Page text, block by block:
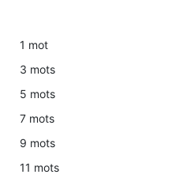
1 mot
3 mots
5 mots
7 mots
9 mots
11 mots